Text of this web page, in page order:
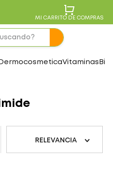
MI CARRITO DE COMPRAS
Vitaminas
RELEVANCIA